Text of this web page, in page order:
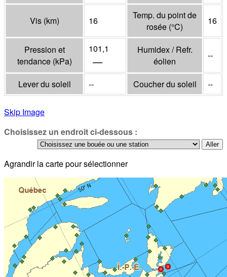
Vis (km) 16
Temp. du point de
rosée (°C)
16
Pression et
tendance (kPa)
101,1
—
Humidex / Refr.
éolien
--
Lever du soleil -- Coucher du soleil --
Skip Image
Choisissez un endroit ci-dessous :
Agrandir la carte pour sélectionner